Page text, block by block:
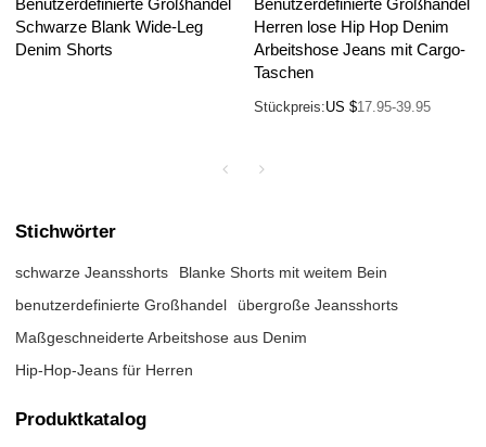
Benutzerdefinierte Großhandel
Schwarze Blank Wide-Leg
Denim Shorts
Benutzerdefinierte Großhandel
Herren lose Hip Hop Denim
Arbeitshose Jeans mit Cargo-
Taschen
Stückpreis:US $17.95-39.95
Stichwörter
schwarze Jeansshorts
Blanke Shorts mit weitem Bein
benutzerdefinierte Großhandel
übergroße Jeansshorts
Maßgeschneiderte Arbeitshose aus Denim
Hip-Hop-Jeans für Herren
Produktkatalog